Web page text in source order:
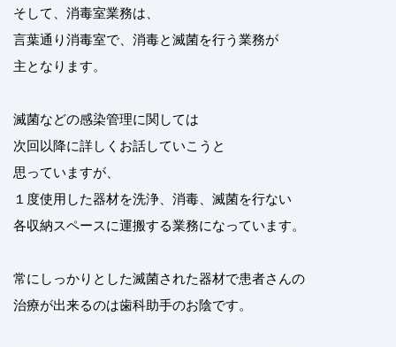
そして、消毒室業務は、
言葉通り消毒室で、消毒と滅菌を行う業務が
主となります。
滅菌などの感染管理に関しては
次回以降に詳しくお話していこうと
思っていますが、
１度使用した器材を洗浄、消毒、滅菌を行ない
各収納スペースに運搬する業務になっています。
常にしっかりとした滅菌された器材で患者さんの
治療が出来るのは歯科助手のお陰です。